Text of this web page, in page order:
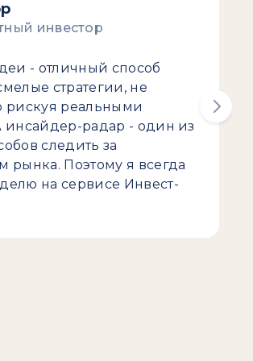
инвестор
- отличный способ
стратегии, не
рискуя реальными
инсайдер-радар - один из
следить за
рынка. Поэтому я всегда
на сервисе Инвест-